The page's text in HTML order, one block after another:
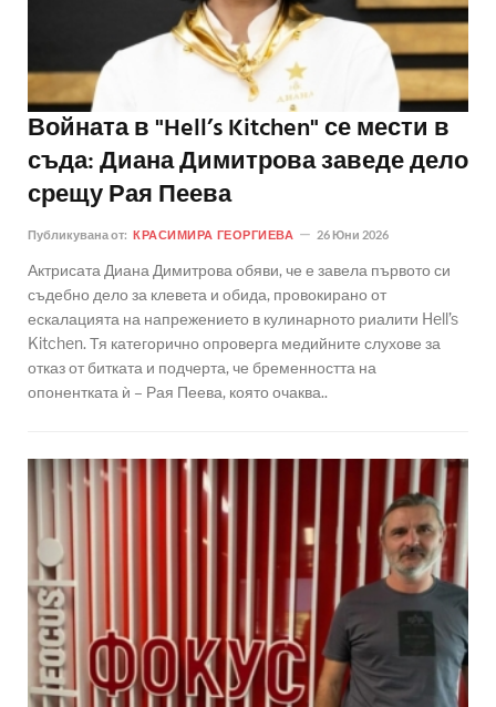
Войната в "Hell’s Kitchen" се мести в
съда: Диана Димитрова заведе дело
срещу Рая Пеева
Публикувана от: КРАСИМИРА ГЕОРГИЕВА 26 Юни 2026
Актрисата Диана Димитрова обяви, че е завела първото си
съдебно дело за клевета и обида, провокирано от
ескалацията на напрежението в кулинарното риалити Hell’s
Kitchen. Тя категорично опроверга медийните слухове за
отказ от битката и подчерта, че бременността на
опонентката ѝ – Рая Пеева, която очаква..